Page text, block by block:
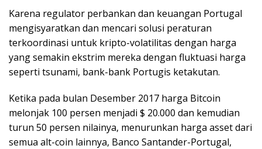
Karena regulator perbankan dan keuangan Portugal
mengisyaratkan dan mencari solusi peraturan
terkoordinasi untuk kripto-volatilitas dengan harga
yang semakin ekstrim mereka dengan fluktuasi harga
seperti tsunami, bank-bank Portugis ketakutan.
Ketika pada bulan Desember 2017 harga Bitcoin
melonjak 100 persen menjadi $ 20.000 dan kemudian
turun 50 persen nilainya, menurunkan harga asset dari
semua alt-coin lainnya, Banco Santander-Portugal,